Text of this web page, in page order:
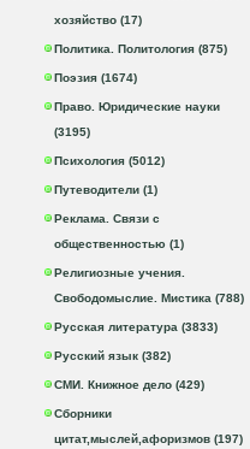
хозяйство (17)
Политика. Политология (875)
Поэзия (1674)
Право. Юридические науки
(3195)
Психология (5012)
Путеводители (1)
Реклама. Связи с
общественностью (1)
Религиозные учения.
Свободомыслие. Мистика (788)
Русская литература (3833)
Русский язык (382)
СМИ. Книжное дело (429)
Сборники
цитат,мыслей,афоризмов (197)